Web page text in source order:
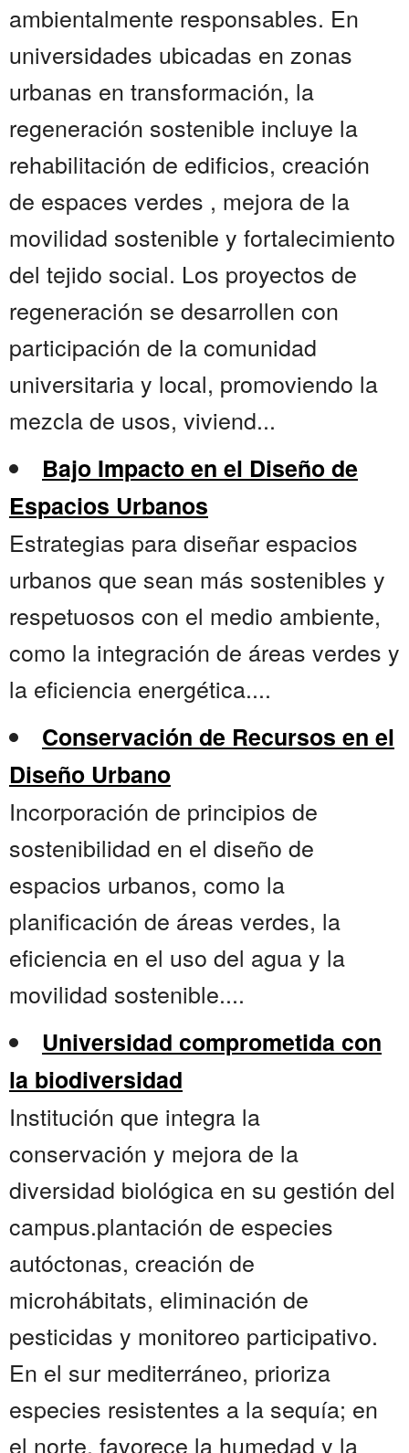
ambientalmente responsables. En
universidades ubicadas en zonas
urbanas en transformación, la
regeneración sostenible incluye la
rehabilitación de edificios, creación
de espaces verdes , mejora de la
movilidad sostenible y fortalecimiento
del tejido social. Los proyectos de
regeneración se desarrollen con
participación de la comunidad
universitaria y local, promoviendo la
mezcla de usos, viviend...
Bajo Impacto en el Diseño de
Espacios Urbanos
Estrategias para diseñar espacios
urbanos que sean más sostenibles y
respetuosos con el medio ambiente,
como la integración de áreas verdes y
la eficiencia energética....
Conservación de Recursos en el
Diseño Urbano
Incorporación de principios de
sostenibilidad en el diseño de
espacios urbanos, como la
planificación de áreas verdes, la
eficiencia en el uso del agua y la
movilidad sostenible....
Universidad comprometida con
la biodiversidad
Institución que integra la
conservación y mejora de la
diversidad biológica en su gestión del
campus.plantación de especies
autóctonas, creación de
microhábitats, eliminación de
pesticidas y monitoreo participativo.
En el sur mediterráneo, prioriza
especies resistentes a la sequía; en
el norte, favorece la humedad y la